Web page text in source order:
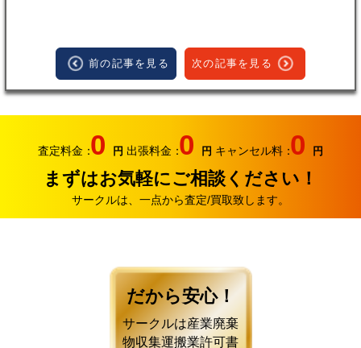
前の記事を見る 次の記事を見る
査定料金：0 円 出張料金：0 円 キャンセル料：0 円
まずはお気軽にご相談ください！
サークルは、一点から査定/買取致します。
だから安心！
サークルは産業廃棄
物収集運搬業許可書